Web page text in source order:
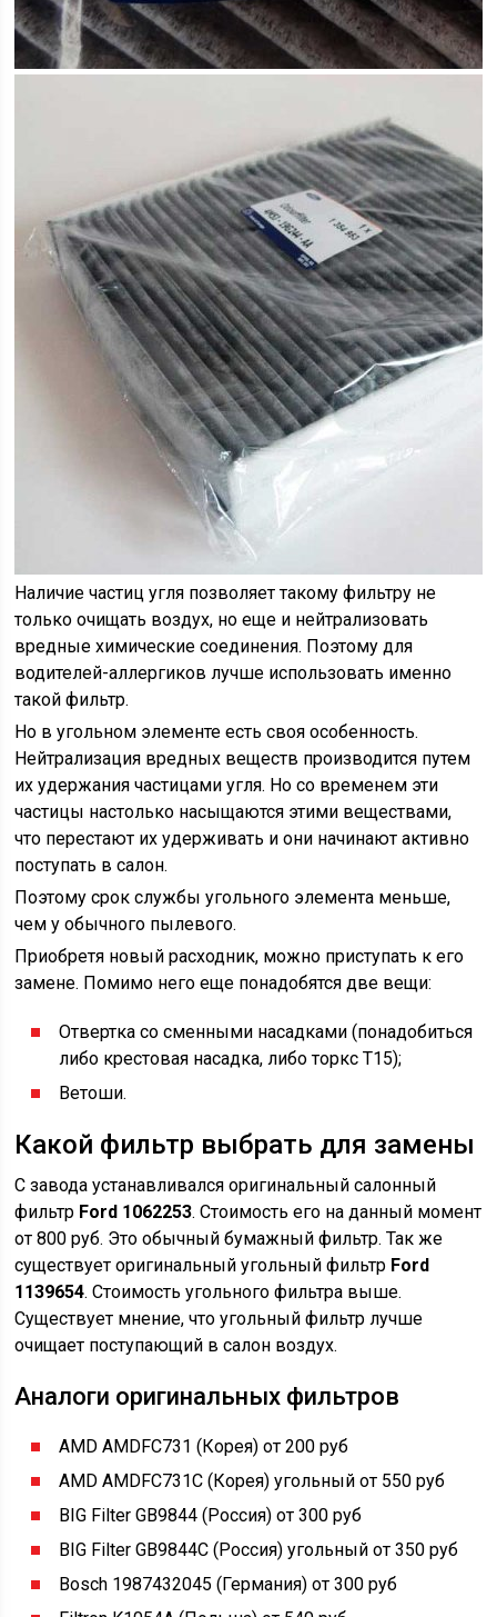
Наличие частиц угля позволяет такому фильтру не
только очищать воздух, но еще и нейтрализовать
вредные химические соединения. Поэтому для
водителей-аллергиков лучше использовать именно
такой фильтр.
Но в угольном элементе есть своя особенность.
Нейтрализация вредных веществ производится путем
их удержания частицами угля. Но со временем эти
частицы настолько насыщаются этими веществами,
что перестают их удерживать и они начинают активно
поступать в салон.
Поэтому срок службы угольного элемента меньше,
чем у обычного пылевого.
Приобретя новый расходник, можно приступать к его
замене. Помимо него еще понадобятся две вещи:
Отвертка со сменными насадками (понадобиться
либо крестовая насадка, либо торкс Т15);
Ветоши.
Какой фильтр выбрать для замены
С завода устанавливался оригинальный салонный
фильтр Ford 1062253. Стоимость его на данный момент
от 800 руб. Это обычный бумажный фильтр. Так же
существует оригинальный угольный фильтр Ford
1139654. Стоимость угольного фильтра выше.
Существует мнение, что угольный фильтр лучше
очищает поступающий в салон воздух.
Аналоги оригинальных фильтров
AMD AMDFC731 (Корея) от 200 руб
AMD AMDFC731C (Корея) угольный от 550 руб
BIG Filter GB9844 (Россия) от 300 руб
BIG Filter GB9844C (Россия) угольный от 350 руб
Bosch 1987432045 (Германия) от 300 руб